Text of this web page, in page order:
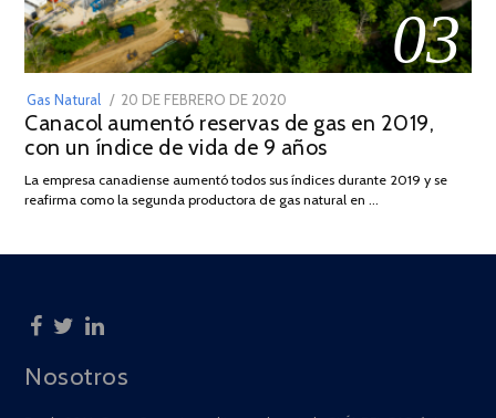
03
Gas Natural
POSTED
ON
20 DE FEBRERO DE 2020
DE
JULIO
2025
Canacol aumentó reservas de gas en 2019,
con un índice de vida de 9 años
La empresa canadiense aumentó todos sus índices durante 2019 y se
reafirma como la segunda productora de gas natural en …
Nosotros